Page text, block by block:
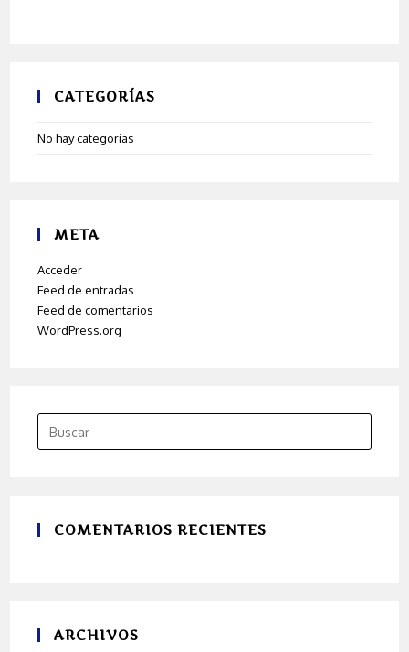
CATEGORÍAS
No hay categorías
META
Acceder
Feed de entradas
Feed de comentarios
WordPress.org
COMENTARIOS RECIENTES
ARCHIVOS